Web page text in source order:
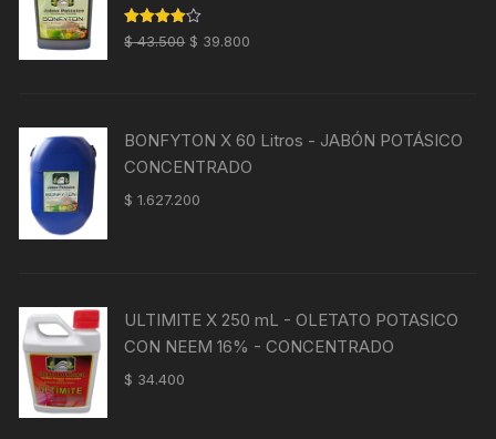
Valorado
con 4.00
$43.500 El
$ 43.500.
$ 39.800
$ 39.800.
BONFYTON X 60 Litros - JABÓN POTÁSICO
CONCENTRADO
$ 1.627.200
ULTIMITE X 250 mL - OLETATO POTASICO
CON NEEM 16% - CONCENTRADO
$ 34.400